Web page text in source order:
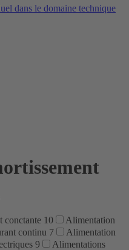
dans le domaine technique
conctante 10
Alimentation
continu 7
Alimentation
9
Alimentations